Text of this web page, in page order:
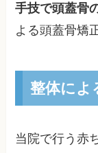
手技で頭蓋骨
よる頭蓋骨矯
整体によ
当院で行う赤